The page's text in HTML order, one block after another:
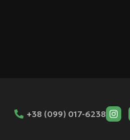
+38 (099) 017-6238